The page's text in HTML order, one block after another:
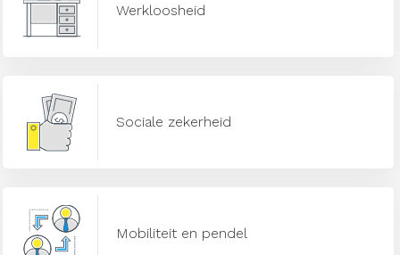
Werkloosheid
Sociale zekerheid
Mobiliteit en pendel